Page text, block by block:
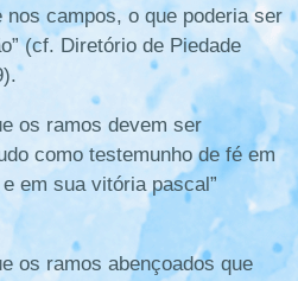
campos, o que poderia ser
(cf. Diretório de Piedade
os ramos devem ser
como testemunho de fé em
em sua vitória pascal”
os ramos abençoados que